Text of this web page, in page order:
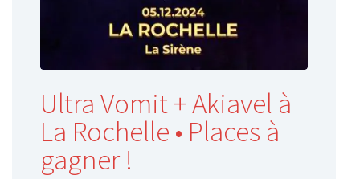
Ultra Vomit + Akiavel à
La Rochelle • Places à
gagner !